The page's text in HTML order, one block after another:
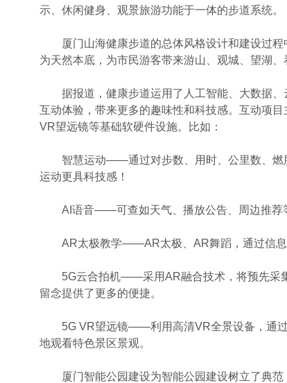
示、休闲健身、观景旅游功能于一体的步道系统。
厦门山海健康步道的总体风格设计和建设过程
为天然本底，为市民游客带来游山、观城、望湖、
据报道，健康步道运用了人工智能、大数据、
互动体验，带来更多的趣味性和科技感。互动项
VR望远镜等基础软硬件设施。比如：
智慧运动——通过对步数、用时、公里数、燃脂
运动更具科技感！
AI语音——可查如天气、播放公告、周边推荐
AR太极教学——AR太极、AR舞蹈，通过信息
5G云合拍机——采用AR融合技术，将预先采集
留念提供了更多的便捷。
5G VR望远镜——利用高清VR全景设备，通过
地观看特色景区景观。
厦门智能公园建设为智能公园建设树立了典范